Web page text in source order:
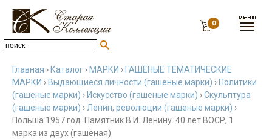
0
Главная › Каталог › МАРКИ › ГАШЁНЫЕ ТЕМАТИЧЕСКИЕ
МАРКИ › Выдающиеся личности (гашеные марки) › Политики
(гашеные марки) › Искусство (гашеные марки) ›Скульптура
(гашеные марки) › Ленин, революции (гашеные марки) ›
Польша 1957 год. Памятник В.И. Ленину. 40 лет ВОСР, 1
марка из двух (гашёная)